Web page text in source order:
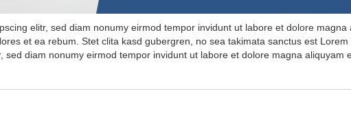
elitr, sed diam nonumy eirmod tempor invidunt ut labore et dolore magna
et ea rebum. Stet clita kasd gubergren, no sea takimata sanctus est Lorem
diam nonumy eirmod tempor invidunt ut labore et dolore magna aliquyam